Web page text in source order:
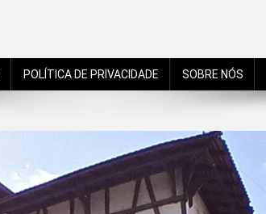
POLÍTICA DE PRIVACIDADE SOBRE NÓS